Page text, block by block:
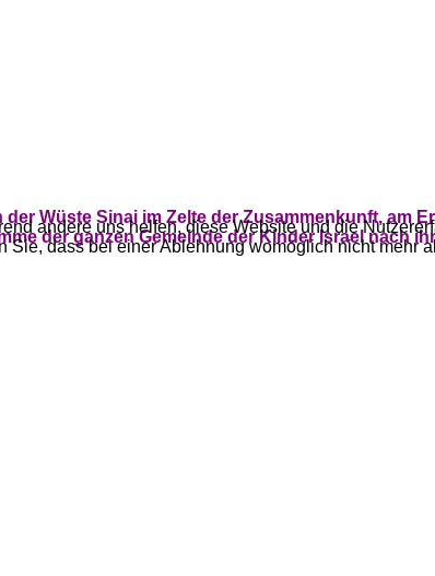
Wüste Sinai im Zelte der Zusammenkunft, am
der ganzen Gemeinde der Kinder Israel nach
andere uns helfen, diese Website und die
dass bei einer Ablehnung womöglich nicht mehr